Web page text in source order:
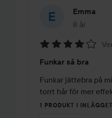
Emma
8 år
Inlägget
4
av
5
Funkar så bra
Funkar jättebra på
torrt hår för mer
1 PRODUKT I